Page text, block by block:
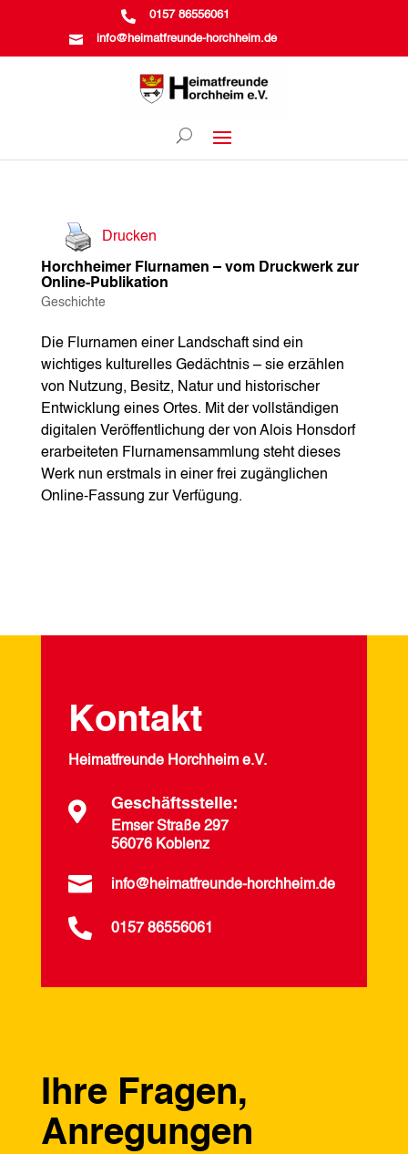
 0157 86556061
 info@heimatfreunde-horchheim.de
Drucken
Horchheimer Flurnamen – vom Druckwerk zur
Online-Publikation
Geschichte
Die Flurnamen einer Landschaft sind ein
wichtiges kulturelles Gedächtnis – sie erzählen
von Nutzung, Besitz, Natur und historischer
Entwicklung eines Ortes. Mit der vollständigen
digitalen Veröffentlichung der von Alois Honsdorf
erarbeiteten Flurnamensammlung steht dieses
Werk nun erstmals in einer frei zugänglichen
Online-Fassung zur Verfügung.
Kontakt
Heimatfreunde Horchheim e.V.
 Geschäftsstelle:
Emser Straße 297
56076 Koblenz
 info@heimatfreunde-horchheim.de
 0157 86556061
Ihre Fragen,
Anregungen